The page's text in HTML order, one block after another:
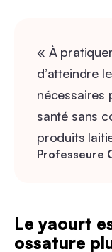
« À
d’atteindre
nécessaires
santé sans
produits
Professeure
Le yaourt
ossature